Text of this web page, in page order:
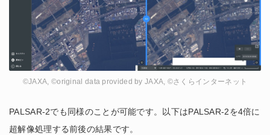
©JAXA, ©original data provided by JAXA, ©さくらインターネット
PALSAR-2でも同様のことが可能です。以下はPALSAR-2を4倍に
超解像処理する前後の結果です。